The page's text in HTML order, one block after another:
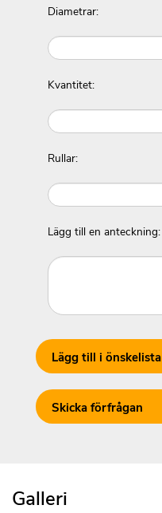
Diametrar:
Kvantitet:
Rullar:
Lägg till en anteckning:
Lägg till i önskelista
Skicka förfrågan
Galleri